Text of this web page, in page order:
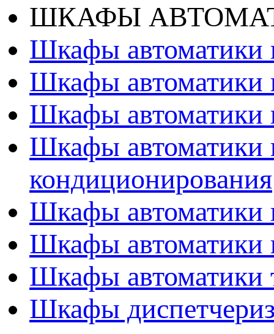
ШКАФЫ
Шкафы автоматики
Шкафы автоматики
Шкафы автоматики
Шкафы автоматики
кондиционирования
Шкафы автоматики
Шкафы автоматики
Шкафы автоматики
Шкафы